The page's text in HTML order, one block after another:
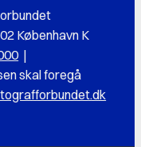
København K
|
skal foregå